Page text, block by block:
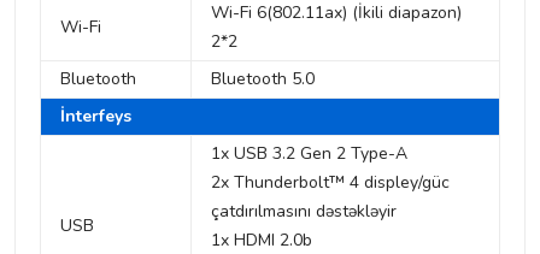
Wi-Fi
Wi-Fi 6(802.11ax) (İkili diapazon)
2*2
Bluetooth
Bluetooth 5.0
İnterfeys
USB
1x USB 3.2 Gen 2 Type-A
2x Thunderbolt™ 4 displey/güc
çatdırılmasını dəstəkləyir
1x HDMI 2.0b